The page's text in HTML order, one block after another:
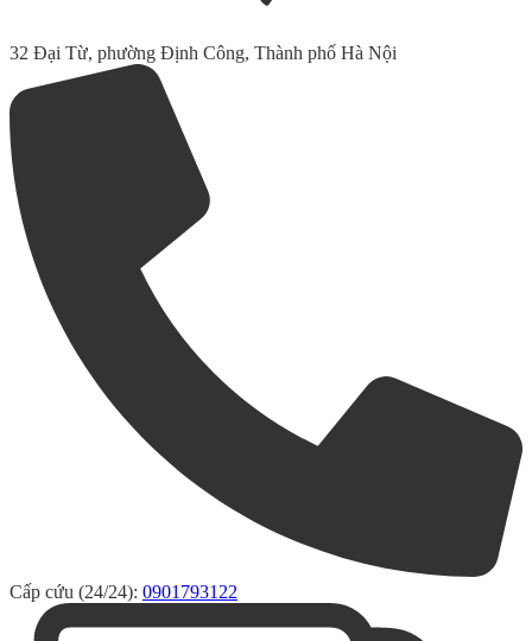
32 Đại Từ, phường Định Công, Thành phố Hà Nội
Cấp cứu (24/24): 0901793122